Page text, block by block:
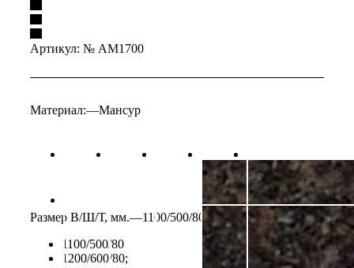
Артикул: № AM1700
Материал:—Мансур
Размер В/Ш/Т, мм.—1100/500/80
1100/500/80
1200/600/80;